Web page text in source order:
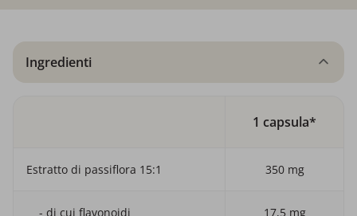
Ingredienti
1 capsula*
Estratto di passiflora 15:1 350 mg
- di cui flavonoidi 17,5 mg